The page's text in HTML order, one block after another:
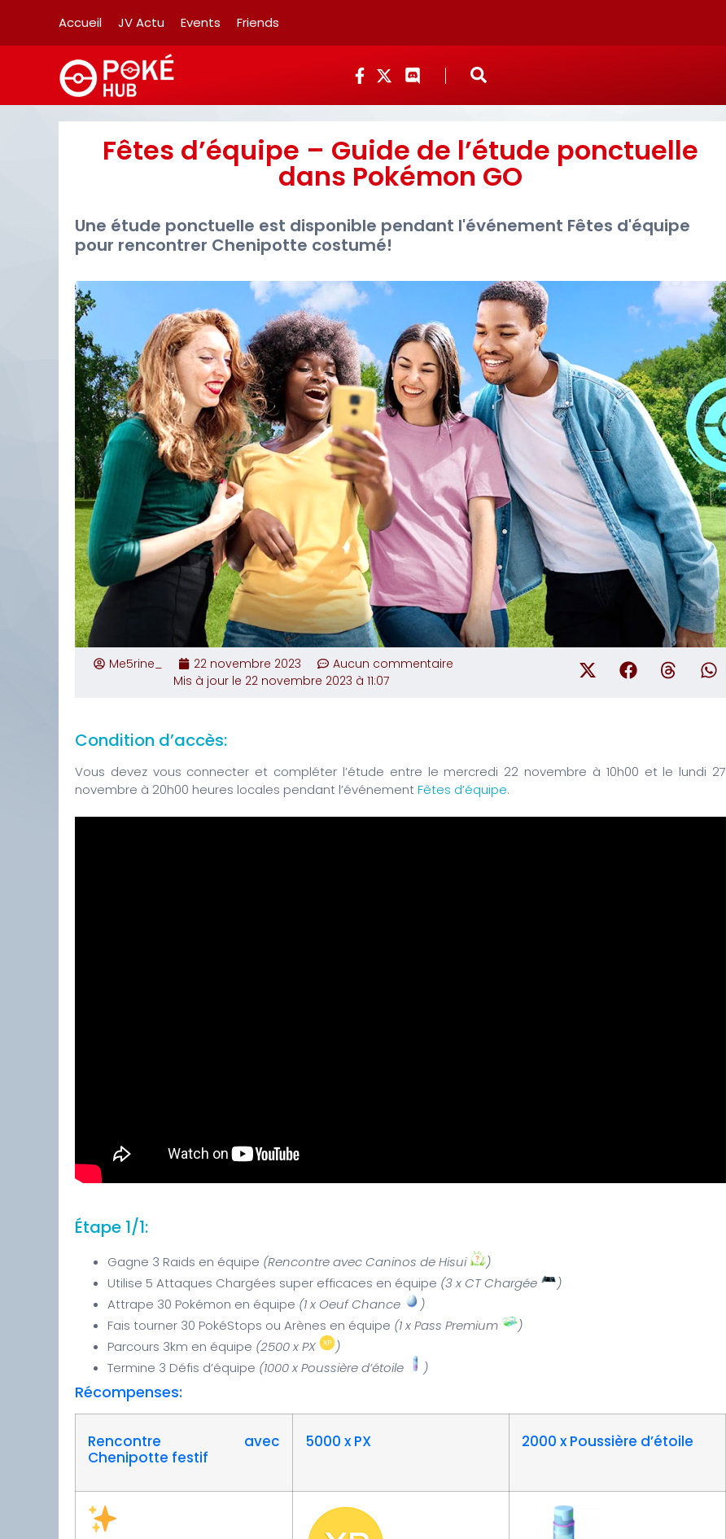
Accueil JV Actu Events Friends
Fêtes d’équipe – Guide de l’étude ponctuelle
dans Pokémon GO
Une étude ponctuelle est disponible pendant l'événement Fêtes d'équipe
pour rencontrer Chenipotte costumé!
Me5rine_ 22 novembre 2023
Aucun commentaire
Mis à jour le 22 novembre 2023 à 11:07
Condition d’accès:
Vous devez vous connecter et compléter l’étude entre le mercredi 22 novembre à 10h00 et le lundi 27
novembre à 20h00 heures locales pendant l’événementFêtes d’équipe.
Étape 1/1:
Gagne 3 Raids en équipe (Rencontre avec Caninos de Hisui
)
Utilise 5 Attaques Chargées super efficaces en équipe (3 x CT Chargée
)
Attrape 30 Pokémon en équipe (1 x Oeuf Chance
)
Fais tourner 30 PokéStops ou Arènes en équipe (1 x Pass Premium
)
Parcours 3km en équipe (2500 x PX
)
Termine 3 Défis d’équipe (1000 x Poussière d’étoile )
Récompenses:
Rencontre avec
Chenipotte festif
5000 x PX 2000 x Poussière d’étoile